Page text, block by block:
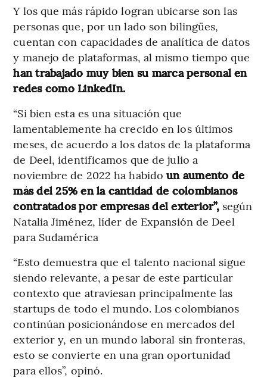
Y los que más rápido logran ubicarse son las
personas que, por un lado son bilingües,
cuentan con capacidades de analítica de datos
y manejo de plataformas, al mismo tiempo que
han trabajado muy bien su marca personal en
redes como LinkedIn.
“Si bien esta es una situación que
lamentablemente ha crecido en los últimos
meses, de acuerdo a los datos de la plataforma
de Deel, identificamos que de julio a
noviembre de 2022 ha habidoun aumento de
más del 25% en la cantidad de colombianos
contratados por empresas del exterior”,según
Natalia Jiménez, líder de Expansión de Deel
para Sudamérica
“Esto demuestra que el talento nacional sigue
siendo relevante, a pesar de este particular
contexto que atraviesan principalmente las
startups de todo el mundo. Los colombianos
continúan posicionándose en mercados del
exterior y, en un mundo laboral sin fronteras,
esto se convierte en una gran oportunidad
para ellos”, opinó.